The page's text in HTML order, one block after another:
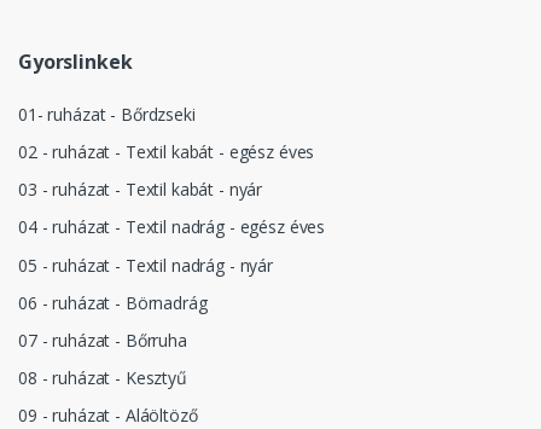
Gyorslinkek
01- ruházat - Bőrdzseki
02 - ruházat - Textil kabát - egész éves
03 - ruházat - Textil kabát - nyár
04 - ruházat - Textil nadrág - egész éves
05 - ruházat - Textil nadrág - nyár
06 - ruházat - Börnadrág
07 - ruházat - Bőrruha
08 - ruházat - Kesztyű
09 - ruházat - Aláöltöző